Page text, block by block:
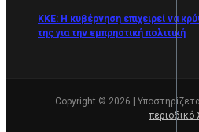
ΚΚΕ: Η κυβέρνηση επιχειρεί να
της για την εμπρηστική πολιτική
Copyright © 2026 |
περιοδικό